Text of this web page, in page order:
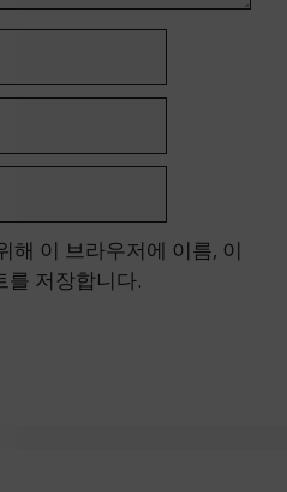
해 이 브라우저에 이름, 이
를 저장합니다.